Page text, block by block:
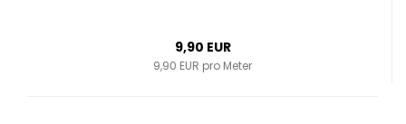
9,90 EUR
9,90 EUR pro Meter